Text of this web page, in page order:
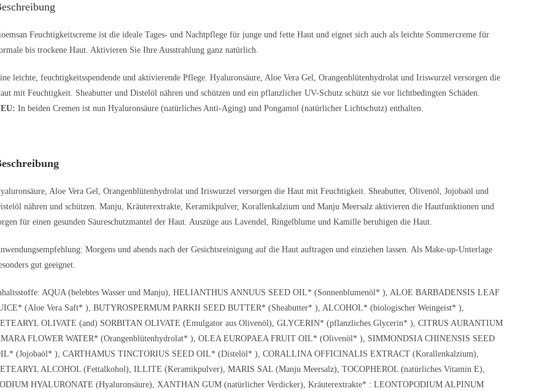
Feuchtigkeitscreme ist die ideale Tages- und Nachtpflege für junge und fette Haut und eignet sich auch als leichte Sommercreme für
bis trockene Haut. Aktivieren Sie Ihre Ausstrahlung ganz natürlich.
leichte, feuchtigkeitsspendende und aktivierende Pflege. Hyaluronsäure, Aloe Vera Gel, Orangenblütenhydrolat und Iriswurzel versorgen die
mit Feuchtigkeit. Sheabutter und Distelöl nähren und schützen und ein pflanzlicher UV-Schutz schützt sie vor lichtbedingten Schäden.
In beiden Cremen ist nun Hyaluronsäure (natürliches Anti-Aging) und Pongamol (natürlicher Lichtschutz) enthalten.
Aloe Vera Gel, Orangenblütenhydrolat und Iriswurzel versorgen die Haut mit Feuchtigkeit. Sheabutter, Olivenöl, Jojobaöl und
nähren und schützen. Manju, Kräuterextrakte, Keramikpulver, Korallenkalzium und Manju Meersalz aktivieren die Hautfunktionen und
für einen gesunden Säureschutzmantel der Haut. Auszüge aus Lavendel, Ringelblume und Kamille beruhigen die Haut.
Morgens und abends nach der Gesichtsreinigung auf die Haut auftragen und einziehen lassen. Als Make-up-Unterlage
gut geeignet.
AQUA (belebtes Wasser und Manju), HELIANTHUS ANNUUS SEED OIL* (Sonnenblumenöl* ), ALOE BARBADENSIS LEAF
(Aloe Vera Saft* ), BUTYROSPERMUM PARKII SEED BUTTER* (Sheabutter* ), ALCOHOL* (biologischer Weingeist* ),
OLIVATE (and) SORBITAN OLIVATE (Emulgator aus Olivenöl), GLYCERIN* (pflanzliches Glycerin* ), CITRUS AURANTIUM
FLOWER WATER* (Orangenblütenhydrolat* ), OLEA EUROPAEA FRUIT OIL* (Olivenöl* ), SIMMONDSIA CHINENSIS SEED
(Jojobaöl* ), CARTHAMUS TINCTORIUS SEED OIL* (Distelöl* ), CORALLINA OFFICINALIS EXTRACT (Korallenkalzium),
ALCOHOL (Fettalkohol), ILLITE (Keramikpulver), MARIS SAL (Manju Meersalz), TOCOPHEROL (natürliches Vitamin E),
HYALURONATE (Hyaluronsäure), XANTHAN GUM (natürlicher Verdicker), Kräuterextrakte* : LEONTOPODIUM ALPINUM